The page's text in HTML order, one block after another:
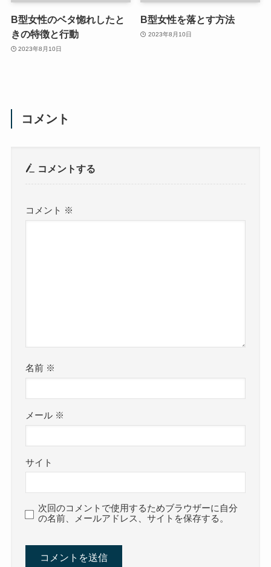
B型女性のベタ惚れしたと
きの特徴と行動
2023年8月10日
B型女性を落とす方法
2023年8月10日
コメント
コメントする
コメント ※
名前 ※
メール ※
サイト
次回のコメントで使用するためブラウザーに自分
の名前、メールアドレス、サイトを保存する。